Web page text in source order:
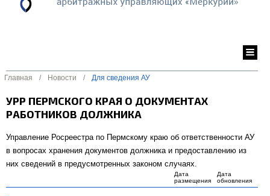
Главная / Новости / Для сведения АУ
УРР ПЕРМСКОГО КРАЯ О ДОКУМЕНТАХ
РАБОТНИКОВ ДОЛЖНИКА
Управление Росреестра по Пермскому краю об ответственности АУ
в вопросах хранения документов должника и предоставлению из
них сведений в предусмотренных законом случаях.
Дата
размещения
Дата
обновления